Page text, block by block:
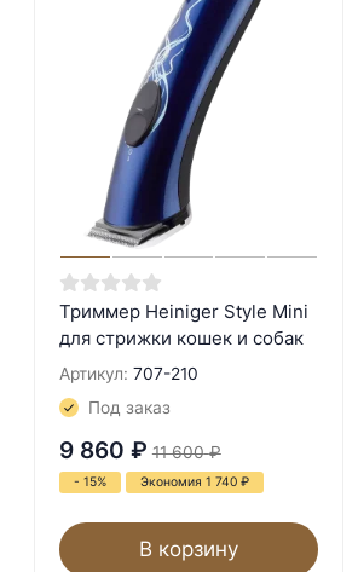
Триммер Heiniger Style Mini
для стрижки кошек и собак
Артикул: 707-210
Под заказ
9 860 ₽ 11 600 ₽
- 15% Экономия 1 740 ₽
В корзину